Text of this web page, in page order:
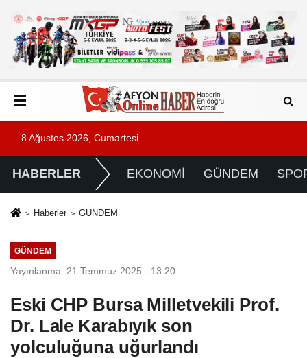
8 Ağustos 2026, Cumartesi
HABERLER EKONOMİ GÜNDEM
Haberler GÜNDEM
GÜNDEM
Yayınlanma: 21 Temmuz 2025 - 13:20
Eski CHP Bursa Milletvekili Prof.
Dr. Lale Karabıyık son
yolculuğuna uğurlandı